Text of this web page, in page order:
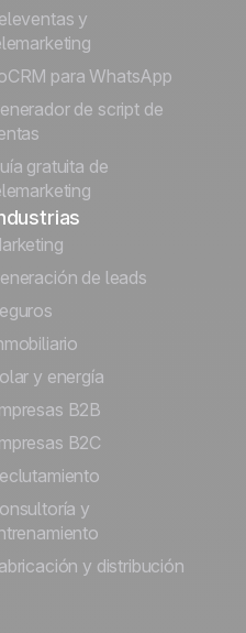
y
para WhatsApp
de script de
gratuita de
de leads
y energía
B2B
B2C
y
y distribución